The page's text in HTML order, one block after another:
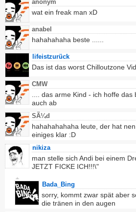
anonym
wat ein freak man xD
anabel
hahahahaha beste ......
lifeistzurück
Das ist das worst Chilloutzone
CMW
.... das arme Kind - ich hoffe
auch ab
SÃ¼d
hahahahahaha leute, der hat
einiges klar :D
nikiza
man stelle sich Andi bei einem
JETZT FICKE ICH!!!\"
Bada_Bing
sorry, kommt zwar spät aber
die tränen in den augen